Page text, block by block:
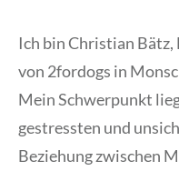
Ich bin Christian
von 2fordogs in
Mein Schwerpunkt
gestressten und
Beziehung zwischen